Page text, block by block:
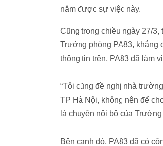
nắm được sự việc này.
Cũng trong chiều ngày 27/
Trưởng phòng PA83, khẳng
thông tin trên, PA83 đã làm
“Tôi cũng đề nghị nhà
TP Hà Nội, không nên để
là chuyện nội bộ của
Bên cạnh đó, PA83 đã có